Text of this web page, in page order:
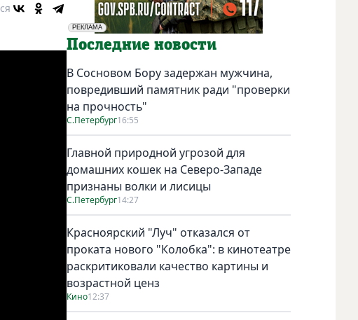
РЕКЛАМА
Социальная реклама
Последние новости
В Сосновом Бору задержан мужчина,
повредивший памятник ради "проверки
на прочность"
С.Петербург16:55
Главной природной угрозой для
домашних кошек на Северо-Западе
признаны волки и лисицы
С.Петербург14:27
Красноярский "Луч" отказался от
проката нового "Колобка": в кинотеатре
раскритиковали качество картины и
возрастной ценз
Кино12:37